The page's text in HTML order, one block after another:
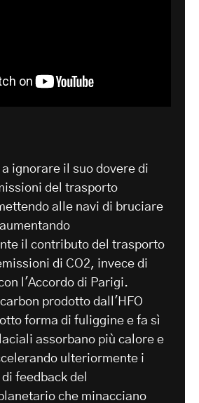
a ignorare il suo dovere di
del trasporto
alle navi di bruciare
il contributo del trasporto
di CO2, invece di
l'Accordo di Parigi.
prodotto dall'HFO
forma di fuliggine e fa sì
assorbano più calore e
ulteriormente i
feedback del
che minacciano